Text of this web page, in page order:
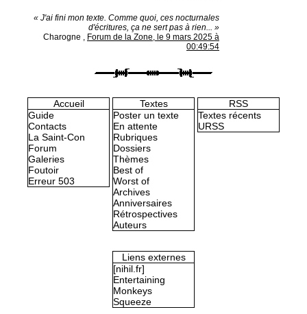
« J'ai fini mon texte. Comme quoi, ces nocturnales
d'écritures, ça ne sert pas à rien... »
Charogne , Forum de la Zone, le 9 mars 2025 à
00:49:54
Accueil
Guide
Contacts
La Saint-Con
Forum
Galeries
Foutoir
Erreur 503
Textes
Poster un texte
En attente
Rubriques
Dossiers
Thèmes
Best of
Worst of
Archives
Anniversaires
Rétrospectives
Auteurs
RSS
Textes récents
URSS
Liens externes
[nihil.fr]
Entertaining
Monkeys
Squeeze